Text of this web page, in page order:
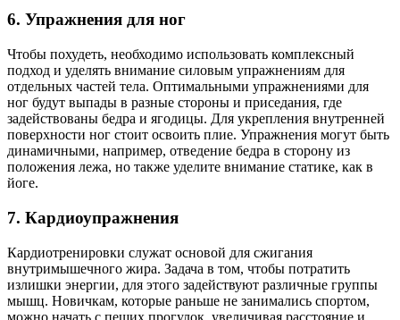
6. Упражнения для ног
Чтобы похудеть, необходимо использовать комплексный
подход и уделять внимание силовым упражнениям для
отдельных частей тела. Оптимальными упражнениями для
ног будут выпады в разные стороны и приседания, где
задействованы бедра и ягодицы. Для укрепления внутренней
поверхности ног стоит освоить плие. Упражнения могут быть
динамичными, например, отведение бедра в сторону из
положения лежа, но также уделите внимание статике, как в
йоге.
7. Кардиоупражнения
Кардиотренировки служат основой для сжигания
внутримышечного жира. Задача в том, чтобы потратить
излишки энергии, для этого задействуют различные группы
мышц. Новичкам, которые раньше не занимались спортом,
можно начать с пеших прогулок, увеличивая расстояние и